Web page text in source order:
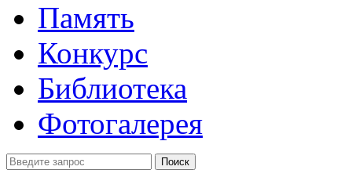
Память
Конкурс
Библиотека
Фотогалерея